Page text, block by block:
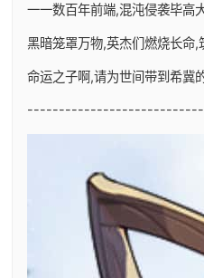
一一数百年前端,混沌侵袭毕高
黑暗笼罩万物,英杰们燃烧长命,
命运之子啊,请为世间带到希冀